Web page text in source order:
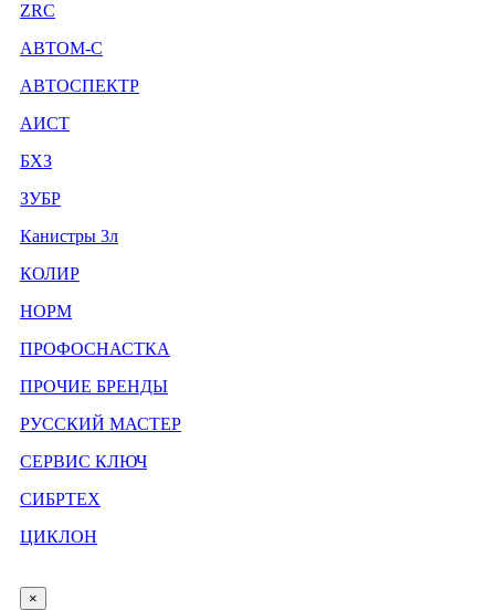
ZRC
АВТОМ-С
АВТОСПЕКТР
АИСТ
БХЗ
ЗУБР
Канистры 3л
КОЛИР
НОРМ
ПРОФОСНАСТКА
ПРОЧИЕ БРЕНДЫ
РУССКИЙ МАСТЕР
СЕРВИС КЛЮЧ
СИБРТЕХ
ЦИКЛОН
×